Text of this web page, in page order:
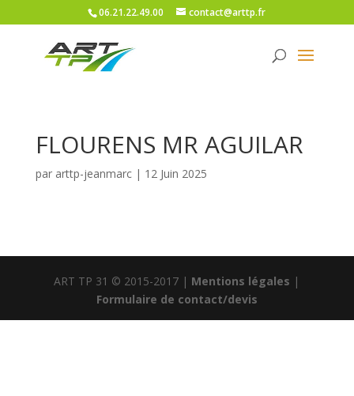
06.21.22.49.00 contact@arttp.fr
FLOURENS MR AGUILAR
par arttp-jeanmarc| 12 Juin 2025
ART TP 31 © 2015-2017 | Mentions légales |
Formulaire de contact/devis